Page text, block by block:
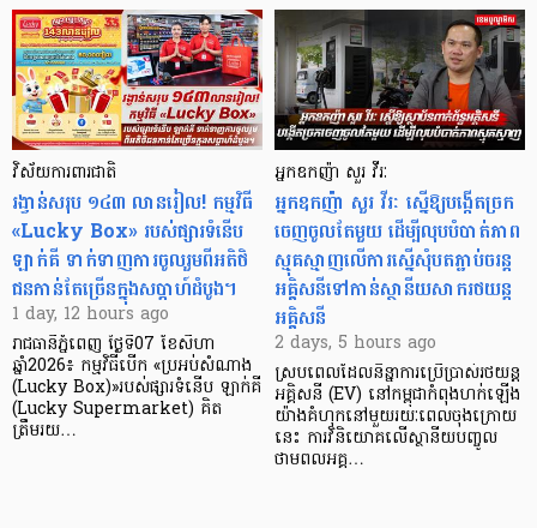
វិស័យការពារជាតិ
រង្វាន់សរុប ១៤៣ លានរៀល! កម្មវិធី
«Lucky Box» របស់ផ្សារទំនើប
ឡាក់គី ទាក់ទាញការចូលរួមពីអតិថិ
ជនកាន់តែច្រើនក្នុងសប្តាហ៍ដំបូង។
1 day, 12 hours ago
រាជធានីភ្នំពេញ ថ្ងៃទី07 ខែសីហា
ឆ្នាំ2026៖ កម្មវិធីបើក «ប្រអប់សំណាង
(Lucky Box)»របស់ផ្សារទំនើប ឡាក់គី
(Lucky Supermarket) គិត
ត្រឹមរយ…
អ្នកឧកញ៉ា សួរ វីរៈ
អ្នកឧកញ៉ា សួរ វីរៈ ស្នើឱ្យបង្កើតច្រក
ចេញចូលតែមួយ ដើម្បីលុបបំបាត់ភាព
ស្មុគស្មាញលើការស្នើសុំបតភ្ជាប់ចរន្ត
អគ្គិសនីទៅកាន់ស្ថានីយសាករថយន្ត
អគ្គិសនី
2 days, 5 hours ago
ស្របពេលដែលនិន្នាការប្រើប្រាស់រថយន្ត
អគ្គិសនី (EV) នៅកម្ពុជាកំពុងហក់ឡើង
យ៉ាងគំហុកនៅមួយរយៈពេលចុងក្រោយ
នេះ ការវិនិយោគលើស្ថានីយបញ្ចូល
ថាមពលអគ្គ…